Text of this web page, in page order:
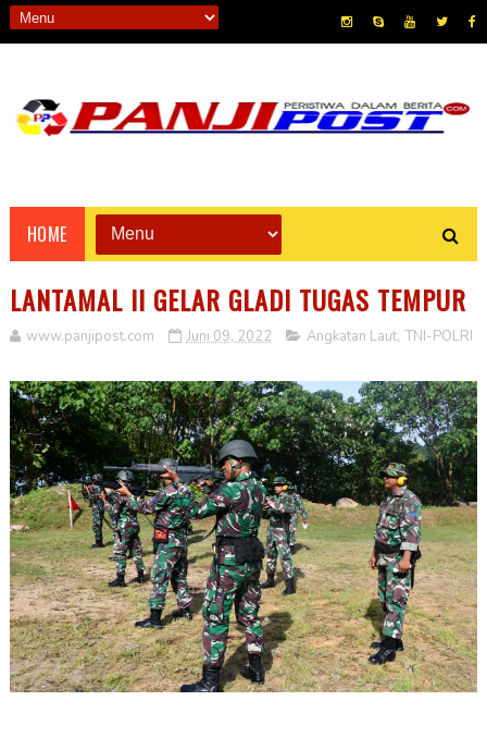
HOME
LANTAMAL II GELAR GLADI TUGAS TEMPUR
www.panjipost.com Juni 09, 2022 Angkatan Laut, TNI-POLRI